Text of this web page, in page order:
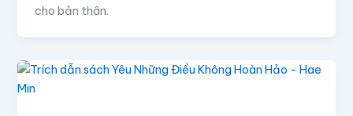
cho bản thân.